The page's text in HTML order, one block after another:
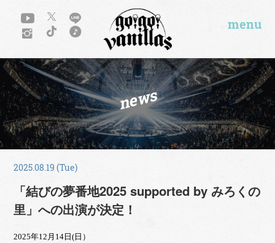
menu
news
2025.08.19 (Tue)
「結びの夢番地2025 supported by みろくの
里」への出演が決定！
2025年12月14日(日）